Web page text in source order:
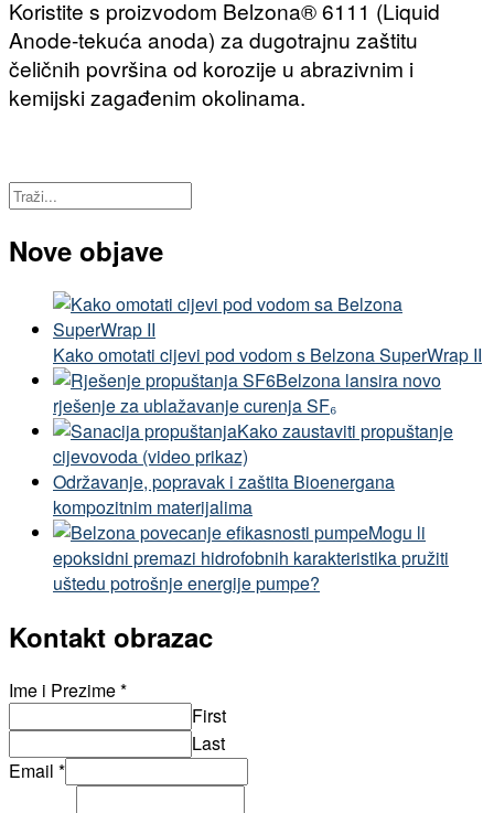
Koristite s proizvodom Belzona® 6111 (Liquid
Anode-tekuća anoda) za dugotrajnu zaštitu
čeličnih površina od korozije u abrazivnim i
kemijski zagađenim okolinama.
Nove objave
Kako omotati cijevi pod vodom s Belzona SuperWrap II
Belzona lansira novo
rješenje za ublažavanje curenja SF₆
Kako zaustaviti propuštanje
cijevovoda (video prikaz)
Održavanje, popravak i zaštita Bioenergana
kompozitnim materijalima
Mogu li
epoksidni premazi hidrofobnih karakteristika pružiti
uštedu potrošnje energije pumpe?
Kontakt obrazac
Ime i Prezime*
First
Last
Email *